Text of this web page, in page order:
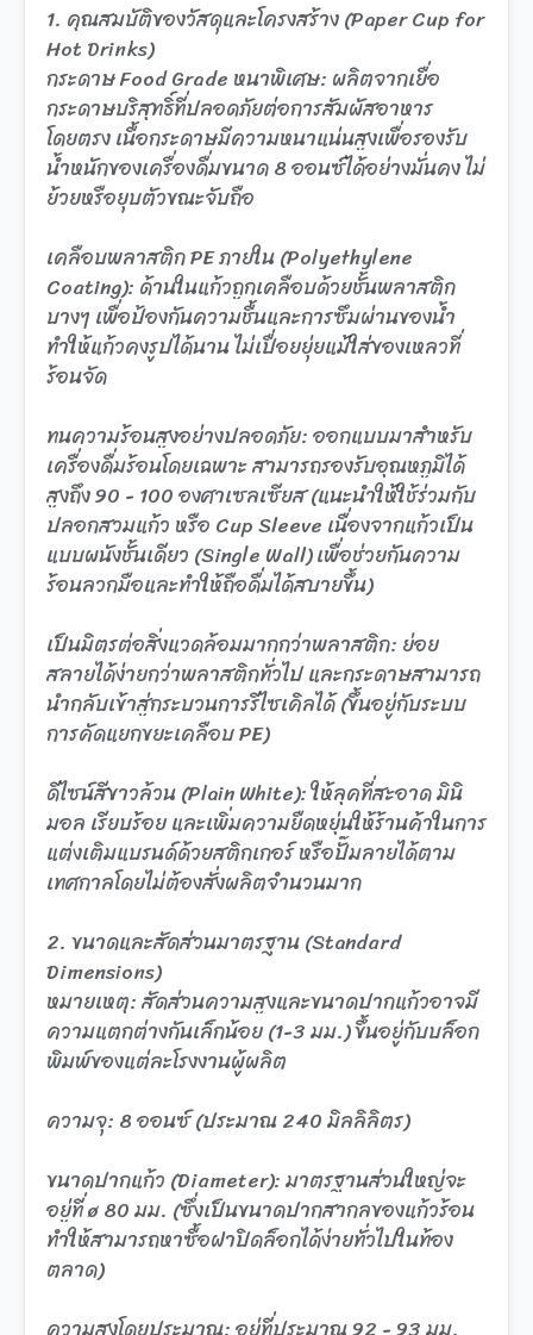
1. คุณสมบัติของวัสดุและโครงสร้าง (Paper Cup for
Hot Drinks)
กระดาษ Food Grade หนาพิเศษ: ผลิตจากเยื่อ
กระดาษบริสุทธิ์ที่ปลอดภัยต่อการสัมผัสอาหาร
โดยตรง เนื้อกระดาษมีความหนาแน่นสูงเพื่อรองรับ
น้ำหนักของเครื่องดื่มขนาด 8 ออนซ์ได้อย่างมั่นคง ไม่
ย้วยหรือยุบตัวขณะจับถือ
เคลือบพลาสติก PE ภายใน (Polyethylene
Coating): ด้านในแก้วถูกเคลือบด้วยชั้นพลาสติก
บางๆ เพื่อป้องกันความชื้นและการซึมผ่านของน้ำ
ทำให้แก้วคงรูปได้นาน ไม่เปื่อยยุ่ยแม้ใส่ของเหลวที่
ร้อนจัด
ทนความร้อนสูงอย่างปลอดภัย: ออกแบบมาสำหรับ
เครื่องดื่มร้อนโดยเฉพาะ สามารถรองรับอุณหภูมิได้
สูงถึง 90 - 100 องศาเซลเซียส (แนะนำให้ใช้ร่วมกับ
ปลอกสวมแก้ว หรือ Cup Sleeve เนื่องจากแก้วเป็น
แบบผนังชั้นเดียว (Single Wall) เพื่อช่วยกันความ
ร้อนลวกมือและทำให้ถือดื่มได้สบายขึ้น)
เป็นมิตรต่อสิ่งแวดล้อมมากกว่าพลาสติก: ย่อย
สลายได้ง่ายกว่าพลาสติกทั่วไป และกระดาษสามารถ
นำกลับเข้าสู่กระบวนการรีไซเคิลได้ (ขึ้นอยู่กับระบบ
การคัดแยกขยะเคลือบ PE)
ดีไซน์สีขาวล้วน (Plain White): ให้ลุคที่สะอาด มินิ
มอล เรียบร้อย และเพิ่มความยืดหยุ่นให้ร้านค้าในการ
แต่งเติมแบรนด์ด้วยสติกเกอร์ หรือปั๊มลายได้ตาม
เทศกาลโดยไม่ต้องสั่งผลิตจำนวนมาก
2. ขนาดและสัดส่วนมาตรฐาน (Standard
Dimensions)
หมายเหตุ: สัดส่วนความสูงและขนาดปากแก้วอาจมี
ความแตกต่างกันเล็กน้อย (1-3 มม.) ขึ้นอยู่กับบล็อก
พิมพ์ของแต่ละโรงงานผู้ผลิต
ความจุ: 8 ออนซ์ (ประมาณ 240 มิลลิลิตร)
ขนาดปากแก้ว (Diameter): มาตรฐานส่วนใหญ่จะ
อยู่ที่ ø 80 มม. (ซึ่งเป็นขนาดปากสากลของแก้วร้อน
ทำให้สามารถหาซื้อฝาปิดล็อกได้ง่ายทั่วไปในท้อง
ตลาด)